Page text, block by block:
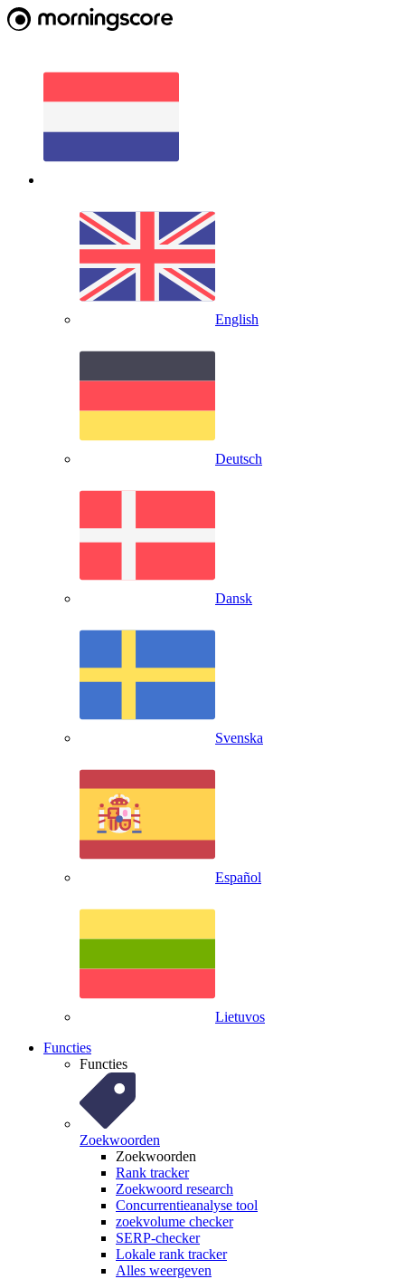
English
Deutsch
Dansk
Svenska
Español
Lietuvos
Functies
Functies
Zoekwoorden
Zoekwoorden
Rank tracker
Zoekwoord research
Concurrentieanalyse tool
zoekvolume checker
SERP-checker
Lokale rank tracker
Alles weergeven